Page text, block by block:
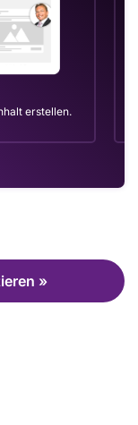
erstellen.
»